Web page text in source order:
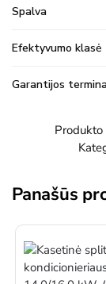
Spalva
Efektyvumo klasė
Garantijos
Produkto
Panašūs